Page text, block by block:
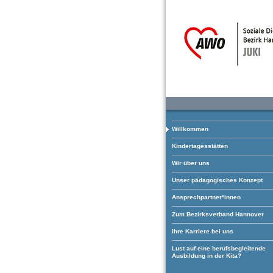
Willkommen
Kindertagesstätten
Wir über uns
Unser pädagogisches Konzept
Ansprechpartner*innen
Zum Bezirksverband Hannover
Ihre Karriere bei uns
Lust auf eine berufsbegleitende
Ausbildung in der Kita?